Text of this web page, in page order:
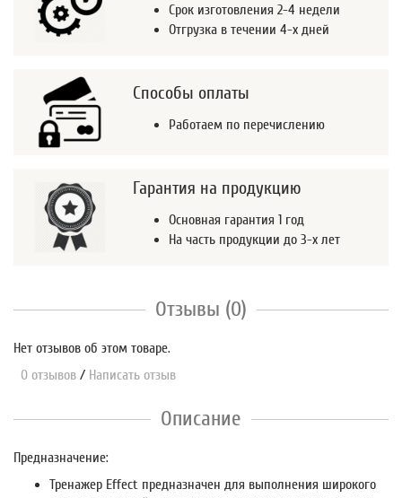
Срок изготовления 2-4 недели
Отгрузка в течении 4-х дней
Способы оплаты
Работаем по перечислению
Гарантия на продукцию
Основная гарантия 1 год
На часть продукции до 3-х лет
Отзывы (0)
Нет отзывов об этом товаре.
0 отзывов / Написать отзыв
Описание
Предназначение:
Тренажер Effect предназначен для выполнения широкого